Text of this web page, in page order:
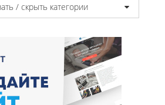
/ скрыть категории